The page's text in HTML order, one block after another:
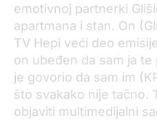
emotivnoj partnerki
apartmana i stan. On
TV Hepi veći deo
on ubeđen da sam ja
je govorio da sam im
što svakako nije tačno.
objaviti multimedijalni